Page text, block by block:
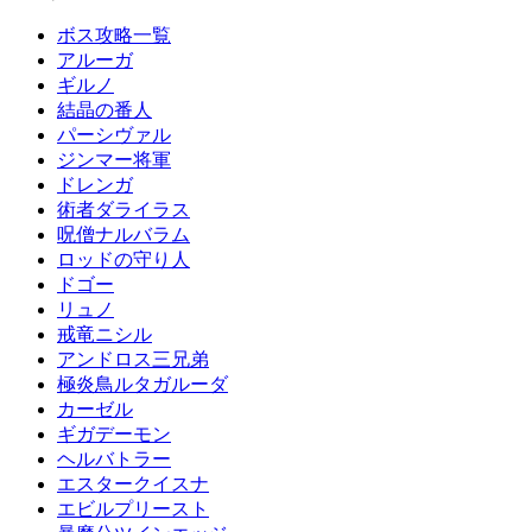
ボス攻略一覧
アルーガ
ギルノ
結晶の番人
パーシヴァル
ジンマー将軍
ドレンガ
術者ダライラス
呪僧ナルバラム
ロッドの守り人
ドゴー
リュノ
戒竜ニシル
アンドロス三兄弟
極炎鳥ルタガルーダ
カーゼル
ギガデーモン
ヘルバトラー
エスタークイスナ
エビルプリースト